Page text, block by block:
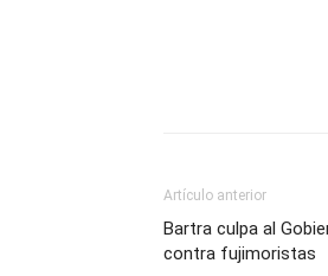
Artículo anterior
Bartra culpa al
contra fujimoristas